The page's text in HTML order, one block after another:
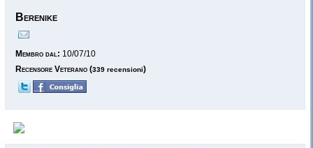
Berenike
Membro dal: 10/07/10
Recensore Veterano (339 recensioni)